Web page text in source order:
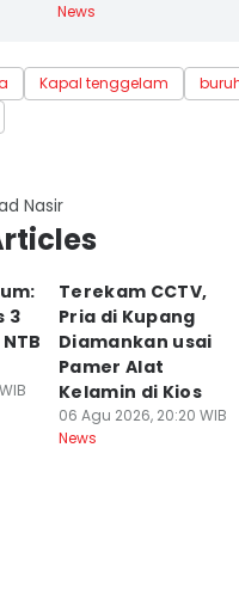
News
Kapal tenggelam
Nasir
3
Terekam CCTV,
Pria di Kupang
Diamankan usai
Pamer Alat
Kelamin di Kios
06 Agu 2026, 20:20 WIB
News